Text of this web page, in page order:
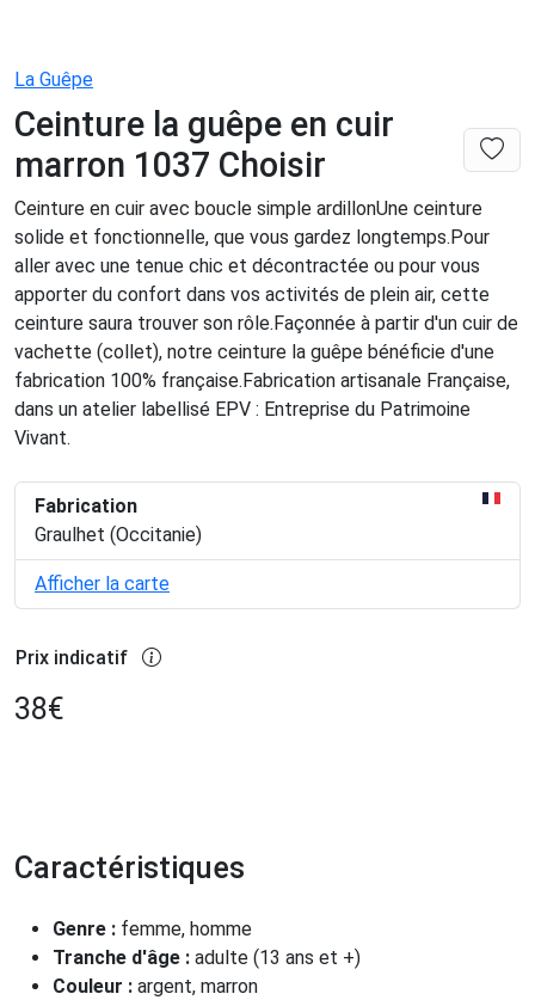
La Guêpe
Ceinture la guêpe en cuir
marron 1037 Choisir
Ceinture en cuir avec boucle simple ardillonUne ceinture
solide et fonctionnelle, que vous gardez longtemps.Pour
aller avec une tenue chic et décontractée ou pour vous
apporter du confort dans vos activités de plein air, cette
ceinture saura trouver son rôle.Façonnée à partir d'un cuir de
vachette (collet), notre ceinture la guêpe bénéficie d'une
fabrication 100% française.Fabrication artisanale Française,
dans un atelier labellisé EPV : Entreprise du Patrimoine
Vivant.
Fabrication
Graulhet (Occitanie)
Afficher la carte
Prix indicatif
38€
Caractéristiques
Genre : femme, homme
Tranche d'âge : adulte (13 ans et +)
Couleur : argent, marron